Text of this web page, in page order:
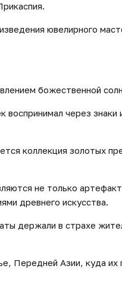
ювелирного
божественной
воспринимал через
коллекция золотых
не только
древнего искусства.
держали в страхе
Передней Азии, куда их